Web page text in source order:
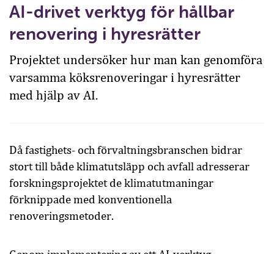
AI-drivet verktyg för hållbar
renovering i hyresrätter
Projektet undersöker hur man kan genomföra
varsamma köksrenoveringar i hyresrätter
med hjälp av AI.
Då fastighets- och förvaltningsbranschen bidrar
stort till både klimatutsläpp och avfall adresserar
forskningsprojektet de klimatutmaningar
förknippade med konventionella
renoveringsmetoder.